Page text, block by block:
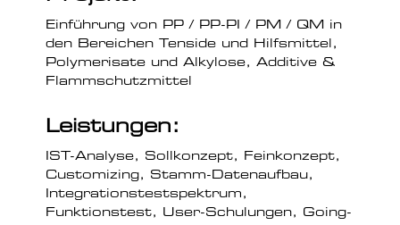
Einführung von PP / PP-PI / PM / QM in
den Bereichen Tenside und Hilfsmittel,
Polymerisate und Alkylose, Additive &
Flammschutzmittel
Leistungen:
IST-Analyse, Sollkonzept, Feinkonzept,
Customizing, Stamm-Datenaufbau,
Integrationstestspektrum,
Funktionstest, User-Schulungen, Going-